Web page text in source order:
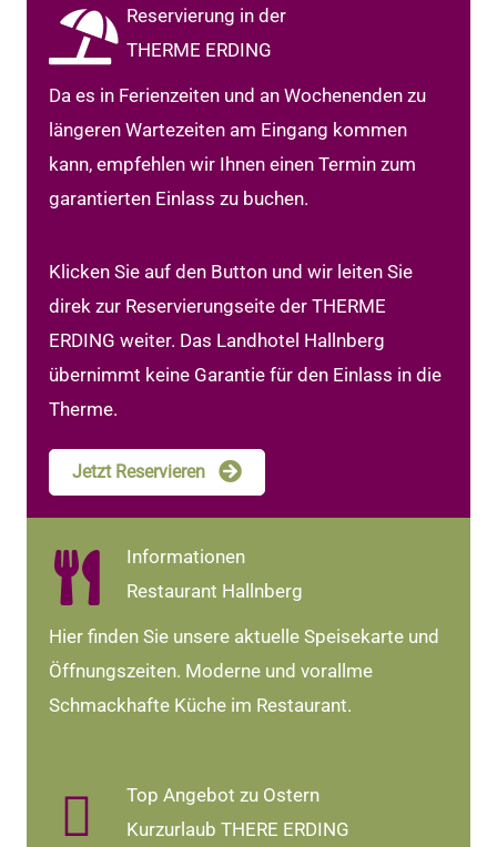
Reservierung in der
THERME ERDING
Da es in Ferienzeiten und an Wochenenden zu
längeren Wartezeiten am Eingang kommen
kann, empfehlen wir Ihnen einen Termin zum
garantierten Einlass zu buchen.
Klicken Sie auf den Button und wir leiten Sie
direk zur Reservierungseite der THERME
ERDING weiter. Das Landhotel Hallnberg
übernimmt keine Garantie für den Einlass in die
Therme.
Jetzt Reservieren
Informationen
Restaurant Hallnberg
Hier finden Sie unsere aktuelle Speisekarte und
Öffnungszeiten. Moderne und vorallme
Schmackhafte Küche im Restaurant.
Top Angebot zu Ostern
Kurzurlaub THERE ERDING